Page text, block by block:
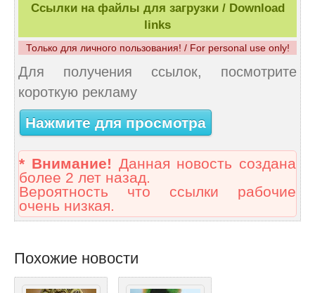
Ссылки на файлы для загрузки / Download
links
Только для личного пользования! / For personal use only!
Для получения ссылок, посмотрите
короткую рекламу
Нажмите для просмотра
* Внимание! Данная новость создана
более 2 лет назад.
Вероятность что ссылки рабочие
очень низкая.
Похожие новости